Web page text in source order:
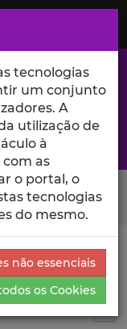
no Iscte
Detalhada da
tecnologias
um conjunto
A
utilização de
à
as
o portal, o
tecnologias
do mesmo.
não essenciais
os Cookies